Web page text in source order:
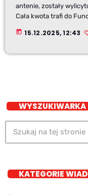
antenie, zostały
Cała kwota trafi do
today 15.12.2025, 12:43
WYSZUKIWARKA
KATEGORIE